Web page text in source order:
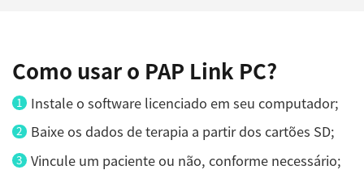
Como usar o PAP Link PC?
Instale o software licenciado em seu computador;
Baixe os dados de terapia a partir dos cartões SD;
Vincule um paciente ou não, conforme necessário;